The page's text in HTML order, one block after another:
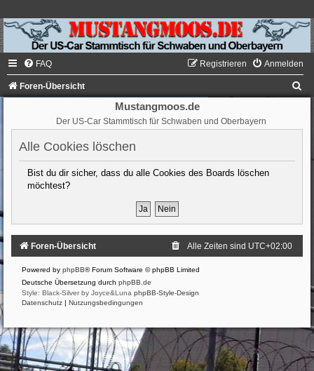
FAQ Anmelden
Registrieren
Foren-Übersicht
Mustangmoos.de
Der US-Car Stammtisch für Schwaben und Oberbayern
Alle Cookies löschen
Bist du dir sicher, dass du alle Cookies des Boards löschen
möchtest?
Foren-Übersicht Alle Zeiten sind UTC+02:00
Powered by phpBB® Forum Software © phpBB Limited
Deutsche Übersetzung durch phpBB.de
Style: Black-Silver by Joyce&Luna phpBB-Style-Design
Datenschutz
Nutzungsbedingungen